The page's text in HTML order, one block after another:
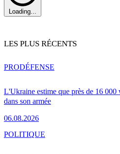
Loading...
LES PLUS RÉCENTS
L'Ukraine estime que près de 16 000
dans son armée
06.08.2026
PRODÉFENSE
POLITIQUE